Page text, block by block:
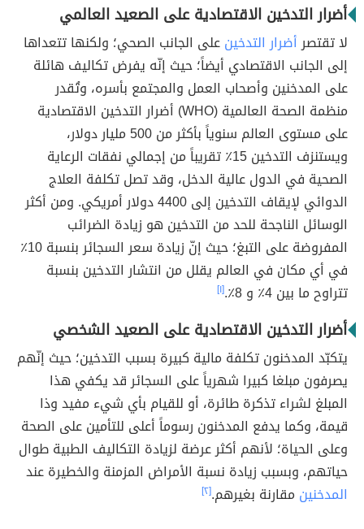
أضرار التدخين الاقتصادية على الصعيد العالمي
لا تقتصرأضرار التدخينعلى الجانب الصحي؛ ولكنها تتعداها
إلى الجانب الاقتصادي أيضاً؛ حيث إنّه يفرض تكاليف هائلة
على المدخنين وأصحاب العمل والمجتمع بأسره، وتُقدر
منظمة الصحة العالمية (WHO) أضرار التدخين الاقتصادية
على مستوى العالم سنوياً بأكثر من 500 مليار دولار،
ويستنزف التدخين 15٪ تقريباً من إجمالي نفقات الرعاية
الصحية في الدول عالية الدخل، وقد تصل تكلفة العلاج
الدوائي لإيقاف التدخين إلى 4400 دولار أمريكي. ومن أكثر
الوسائل الناجحة للحد من التدخين هو زيادة الضرائب
المفروضة على التبغ؛ حيث إنّ زيادة سعر السجائر بنسبة 10٪
في أي مكان في العالم يقلل من انتشار التدخين بنسبة
تتراوح ما بين 4٪ و 8٪.
[١]
أضرار التدخين الاقتصادية على الصعيد الشخصي
يتكبّد المدخنون تكلفة مالية كبيرة بسبب التدخين؛ حيث إنّهم
يصرفون مبلغا كبيرا شهرياً على السجائر قد يكفي هذا
المبلغ لشراء تذكرة طائرة، أو للقيام بأي شيء مفيد وذا
قيمة، وكما يدفع المدخنون رسوماً أعلى للتأمين على الصحة
وعلى الحياة؛ لأنهم أكثر عرضة لزيادة التكاليف الطبية طوال
حياتهم، وبسبب زيادة نسبة الأمراض المزمنة والخطيرة عند
المدخنين مقارنة بغيرهم.[٢]